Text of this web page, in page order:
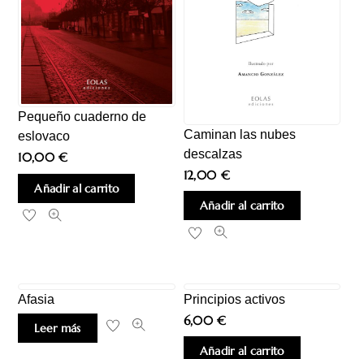
Pequeño cuaderno de
eslovaco
10,00€
Añadir al carrito
Caminan las nubes
descalzas
12,00 €
Añadir al carrito
Afasia
Leer más
Principios activos
6,00€
Añadir al carrito